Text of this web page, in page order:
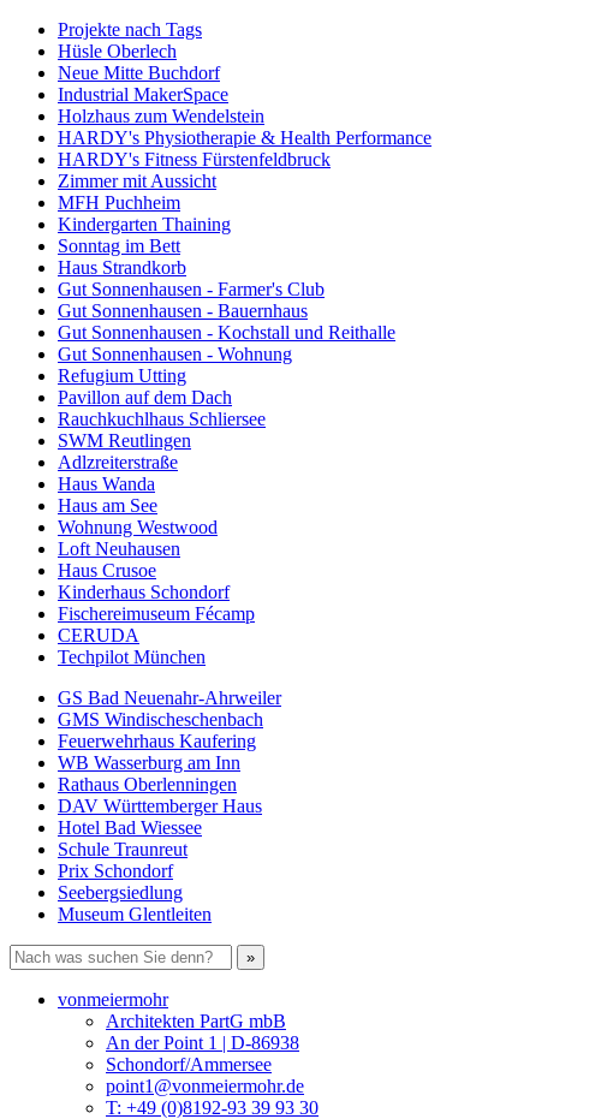
Projekte nach Tags
Hüsle Oberlech
Neue Mitte Buchdorf
Industrial MakerSpace
Holzhaus zum Wendelstein
HARDY's Physiotherapie & Health Performance
HARDY's Fitness Fürstenfeldbruck
Zimmer mit Aussicht
MFH Puchheim
Kindergarten Thaining
Sonntag im Bett
Haus Strandkorb
Gut Sonnenhausen - Farmer's Club
Gut Sonnenhausen - Bauernhaus
Gut Sonnenhausen - Kochstall und Reithalle
Gut Sonnenhausen - Wohnung
Refugium Utting
Pavillon auf dem Dach
Rauchkuchlhaus Schliersee
SWM Reutlingen
Adlzreiterstraße
Haus Wanda
Haus am See
Wohnung Westwood
Loft Neuhausen
Haus Crusoe
Kinderhaus Schondorf
Fischereimuseum Fécamp
CERUDA
Techpilot München
GS Bad Neuenahr-Ahrweiler
GMS Windischeschenbach
Feuerwehrhaus Kaufering
WB Wasserburg am Inn
Rathaus Oberlenningen
DAV Württemberger Haus
Hotel Bad Wiessee
Schule Traunreut
Prix Schondorf
Seebergsiedlung
Museum Glentleiten
vonmeiermohr
Architekten PartG mbB
An der Point 1 | D-86938
Schondorf/Ammersee
point1@vonmeiermohr.de
T: +49 (0)8192-93 39 93 30